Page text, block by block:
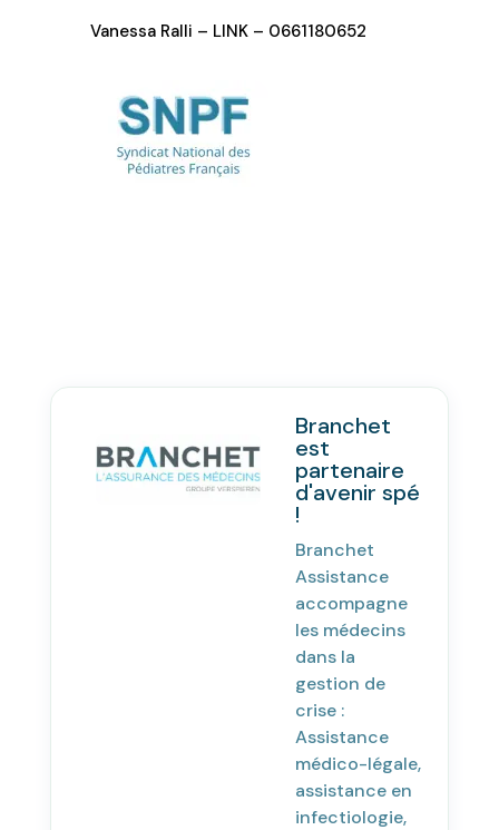
Vanessa Ralli – LINK – 0661180652
Branchet
est
partenaire
d'avenir spé
!
Branchet
Assistance
accompagne
les médecins
dans la
gestion de
crise :
Assistance
médico-légale,
assistance en
infectiologie,